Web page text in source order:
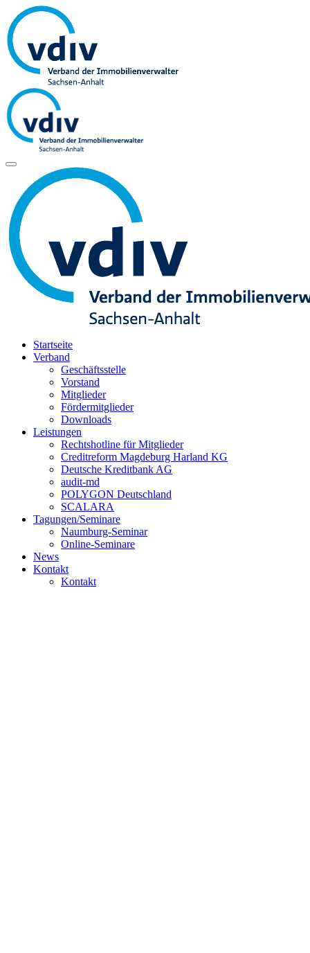
Startseite
Verband
Geschäftsstelle
Vorstand
Mitglieder
Fördermitglieder
Downloads
Leistungen
Rechtshotline für Mitglieder
Creditreform Magdeburg Harland KG
Deutsche Kreditbank AG
audit-md
POLYGON Deutschland
SCALARA
Tagungen/Seminare
Naumburg-Seminar
Online-Seminare
News
Kontakt
Kontakt